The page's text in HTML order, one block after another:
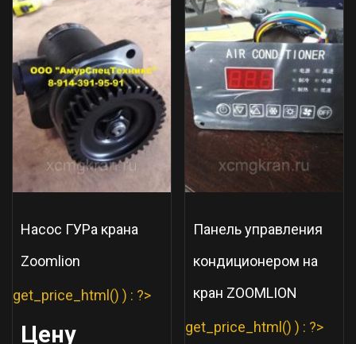
Насос ГУРа крана
Zoomlion
get_price_html() ) : ?>
Цену
Панель управления
кондиционером на
кран ZOOMLION
get_price_html() ) : ?>